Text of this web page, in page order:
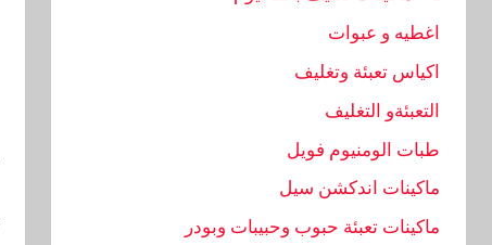
اغطيه و عبوات
اكياس تعبئة وتغليف
التعبئةو التغليف
طبات الومنيوم فويل
ماكينات اندكشن سيل
ماكينات تعبئة حبوب وحبيبات وبودر